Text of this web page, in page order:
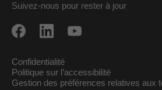
Suivez-nous pour rester à jour
Confidentialité
Politique sur l’accessibilité
Gestion des préférences relatives aux